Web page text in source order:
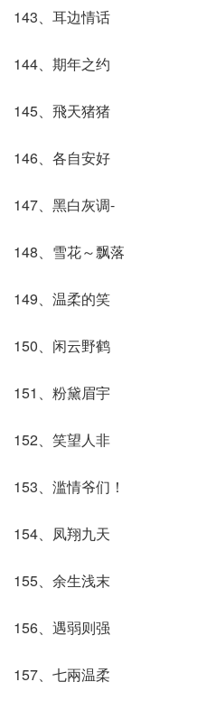
143、耳边情话
144、期年之约
145、飛天猪猪
146、各自安好
147、黑白灰调-
148、雪花～飘落
149、温柔的笑
150、闲云野鹤
151、粉黛眉宇
152、笑望人非
153、滥情爷们！
154、凤翔九天
155、余生浅末
156、遇弱则强
157、七兩温柔